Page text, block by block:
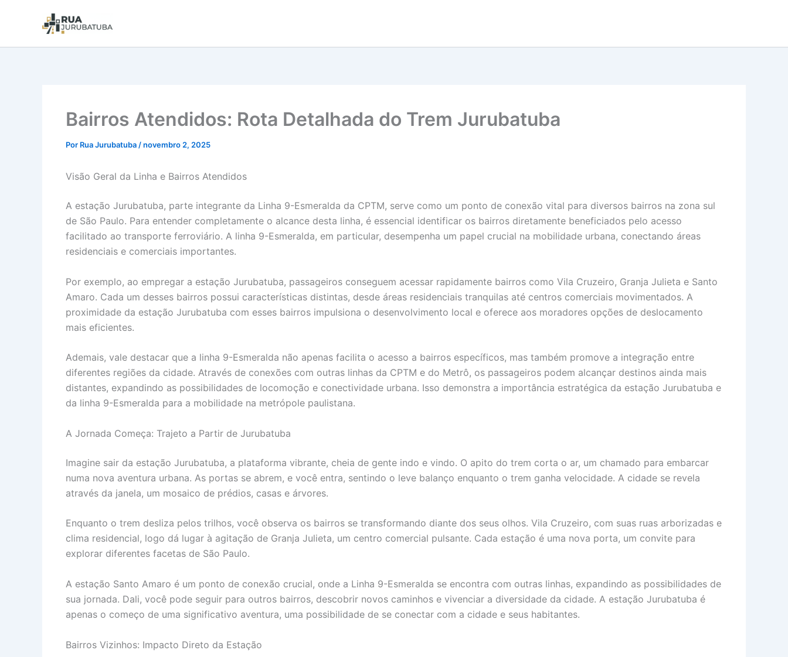
Bairros Atendidos: Rota Detalhada do Trem Jurubatuba
Por Rua Jurubatuba /novembro 2, 2025
Visão Geral da Linha e Bairros Atendidos
A estação Jurubatuba, parte integrante da Linha 9-Esmeralda da CPTM, serve como um ponto de conexão vital para diversos bairros na zona sul
de São Paulo. Para entender completamente o alcance desta linha, é essencial identificar os bairros diretamente beneficiados pelo acesso
facilitado ao transporte ferroviário. A linha 9-Esmeralda, em particular, desempenha um papel crucial na mobilidade urbana, conectando áreas
residenciais e comerciais importantes.
Por exemplo, ao empregar a estação Jurubatuba, passageiros conseguem acessar rapidamente bairros como Vila Cruzeiro, Granja Julieta e Santo
Amaro. Cada um desses bairros possui características distintas, desde áreas residenciais tranquilas até centros comerciais movimentados. A
proximidade da estação Jurubatuba com esses bairros impulsiona o desenvolvimento local e oferece aos moradores opções de deslocamento
mais eficientes.
Ademais, vale destacar que a linha 9-Esmeralda não apenas facilita o acesso a bairros específicos, mas também promove a integração entre
diferentes regiões da cidade. Através de conexões com outras linhas da CPTM e do Metrô, os passageiros podem alcançar destinos ainda mais
distantes, expandindo as possibilidades de locomoção e conectividade urbana. Isso demonstra a importância estratégica da estação Jurubatuba e
da linha 9-Esmeralda para a mobilidade na metrópole paulistana.
A Jornada Começa: Trajeto a Partir de Jurubatuba
Imagine sair da estação Jurubatuba, a plataforma vibrante, cheia de gente indo e vindo. O apito do trem corta o ar, um chamado para embarcar
numa nova aventura urbana. As portas se abrem, e você entra, sentindo o leve balanço enquanto o trem ganha velocidade. A cidade se revela
através da janela, um mosaico de prédios, casas e árvores.
Enquanto o trem desliza pelos trilhos, você observa os bairros se transformando diante dos seus olhos. Vila Cruzeiro, com suas ruas arborizadas e
clima residencial, logo dá lugar à agitação de Granja Julieta, um centro comercial pulsante. Cada estação é uma nova porta, um convite para
explorar diferentes facetas de São Paulo.
A estação Santo Amaro é um ponto de conexão crucial, onde a Linha 9-Esmeralda se encontra com outras linhas, expandindo as possibilidades de
sua jornada. Dali, você pode seguir para outros bairros, descobrir novos caminhos e vivenciar a diversidade da cidade. A estação Jurubatuba é
apenas o começo de uma significativo aventura, uma possibilidade de se conectar com a cidade e seus habitantes.
Bairros Vizinhos: Impacto Direto da Estação